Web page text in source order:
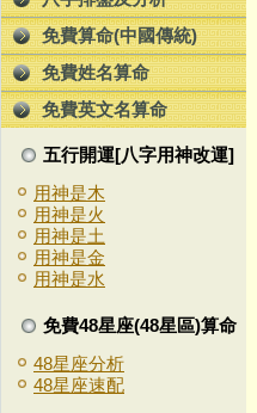
免費算命(中國傳統)
免費姓名算命
免費英文名算命
五行開運[八字用神改運]
用神是木
用神是火
用神是土
用神是金
用神是水
免費48星座(48星區)算命
48星座分析
48星座速配